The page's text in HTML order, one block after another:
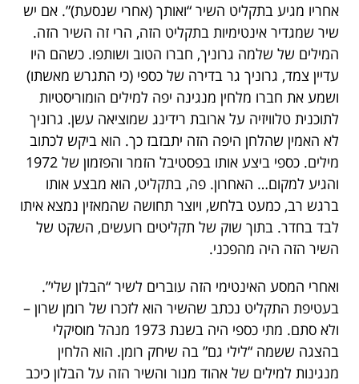
אחריו מגיע בתקליט השיר “ואותך (אחרי שנסעת)”. אם יש
שיר שמגדיר אינטימיות בתקליט הזה, הרי זה השיר הזה.
המילים של שלמה גרוניך, חברו הטוב ושותפו. כשהם היו
עדיין צמד, גרוניך גר בדירה של כספי (כי התגרש מאשתו)
ושמע את חברו מלחין מנגינה יפה למילים הומוריסטיות
לתוכנית טלוויזיה על ארובת רידינג שמוציאה עשן. גרוניך
לא האמין שהלחן היפה הזה יתבזבז כך. הוא ביקש לכתוב
מילים. כספי ביצע אותו בפסטיבל הזמר והפזמון של 1972
והגיע למקום… האחרון. פה, בתקליט, הוא מבצע אותו
ברגש רב, כמעט בלחש, ויוצר תחושה שהמאזין נמצא איתו
לבד בחדר. בתוך שוק של תקליטים רועשים, השקט של
השיר הזה היה מהפכני.
ואחרי המסע האינטימי הזה עוברים לשיר “הבלון שלי”.
בעטיפת התקליט נכתב שהשיר הוא לזכרו של רומן שרון –
ולא סתם. מתי כספי היה בשנת 1973 מנהל מוסיקלי
בהצגה ששמה “לילי גם” בה שיחק רומן. הוא הלחין
מנגינות למילים של אהוד מנור והשיר הזה על הבלון כיכב